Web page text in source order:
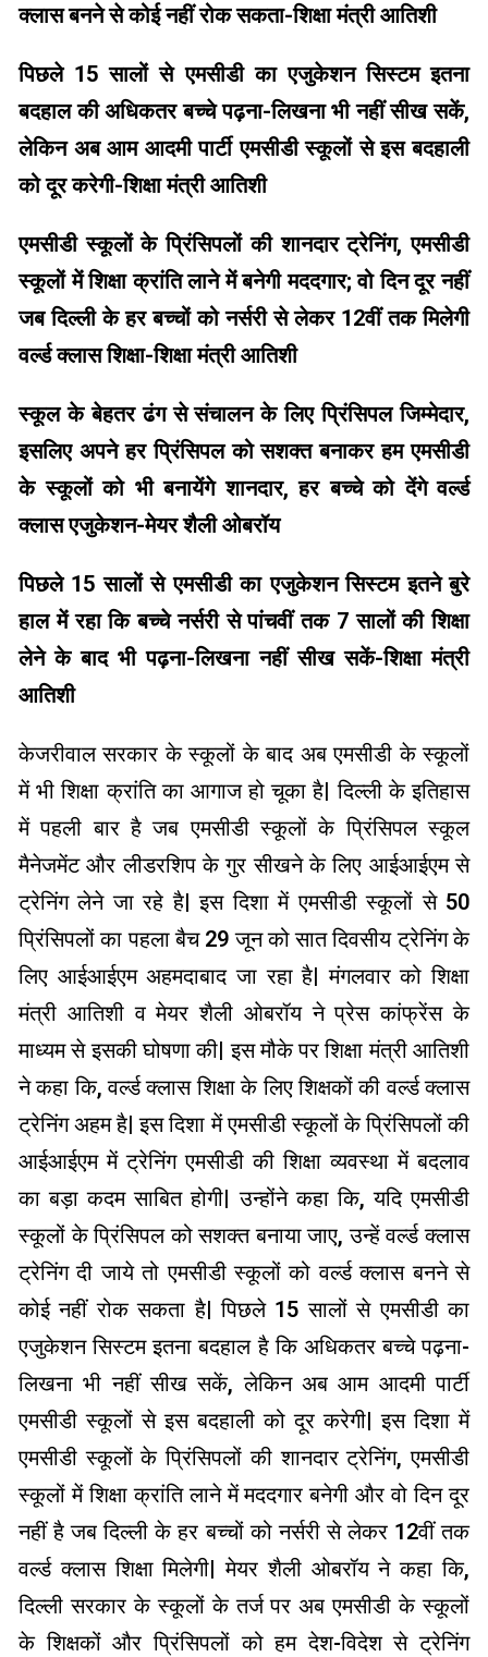
क्लास बनने से कोई नहीं रोक सकता-शिक्षा मंत्री आतिशी
पिछले 15 सालों से एमसीडी का एजुकेशन सिस्टम इतना
बदहाल की अधिकतर बच्चे पढ़ना-लिखना भी नहीं सीख सकें,
लेकिन अब आम आदमी पार्टी एमसीडी स्कूलों से इस बदहाली
को दूर करेगी-शिक्षा मंत्री आतिशी
एमसीडी स्कूलों के प्रिंसिपलों की शानदार ट्रेनिंग, एमसीडी
स्कूलों में शिक्षा क्रांति लाने में बनेगी मददगार; वो दिन दूर नहीं
जब दिल्ली के हर बच्चों को नर्सरी से लेकर 12वीं तक मिलेगी
वर्ल्ड क्लास शिक्षा-शिक्षा मंत्री आतिशी
स्कूल के बेहतर ढंग से संचालन के लिए प्रिंसिपल जिम्मेदार,
इसलिए अपने हर प्रिंसिपल को सशक्त बनाकर हम एमसीडी
के स्कूलों को भी बनायेंगे शानदार, हर बच्चे को देंगे वर्ल्ड
क्लास एजुकेशन-मेयर शैली ओबरॉय
पिछले 15 सालों से एमसीडी का एजुकेशन सिस्टम इतने बुरे
हाल में रहा कि बच्चे नर्सरी से पांचवीं तक 7 सालों की शिक्षा
लेने के बाद भी पढ़ना-लिखना नहीं सीख सकें-शिक्षा मंत्री
आतिशी
केजरीवाल सरकार के स्कूलों के बाद अब एमसीडी के स्कूलों
में भी शिक्षा क्रांति का आगाज हो चूका है| दिल्ली के इतिहास
में पहली बार है जब एमसीडी स्कूलों के प्रिंसिपल स्कूल
मैनेजमेंट और लीडरशिप के गुर सीखने के लिए आईआईएम से
ट्रेनिंग लेने जा रहे है| इस दिशा में एमसीडी स्कूलों से 50
प्रिंसिपलों का पहला बैच 29 जून को सात दिवसीय ट्रेनिंग के
लिए आईआईएम अहमदाबाद जा रहा है| मंगलवार को शिक्षा
मंत्री आतिशी व मेयर शैली ओबरॉय ने प्रेस कांफ्रेंस के
माध्यम से इसकी घोषणा की| इस मौके पर शिक्षा मंत्री आतिशी
ने कहा कि, वर्ल्ड क्लास शिक्षा के लिए शिक्षकों की वर्ल्ड क्लास
ट्रेनिंग अहम है| इस दिशा में एमसीडी स्कूलों के प्रिंसिपलों की
आईआईएम में ट्रेनिंग एमसीडी की शिक्षा व्यवस्था में बदलाव
का बड़ा कदम साबित होगी| उन्होंने कहा कि, यदि एमसीडी
स्कूलों के प्रिंसिपल को सशक्त बनाया जाए, उन्हें वर्ल्ड क्लास
ट्रेनिंग दी जाये तो एमसीडी स्कूलों को वर्ल्ड क्लास बनने से
कोई नहीं रोक सकता है| पिछले 15 सालों से एमसीडी का
एजुकेशन सिस्टम इतना बदहाल है कि अधिकतर बच्चे पढ़ना-
लिखना भी नहीं सीख सकें, लेकिन अब आम आदमी पार्टी
एमसीडी स्कूलों से इस बदहाली को दूर करेगी| इस दिशा में
एमसीडी स्कूलों के प्रिंसिपलों की शानदार ट्रेनिंग, एमसीडी
स्कूलों में शिक्षा क्रांति लाने में मददगार बनेगी और वो दिन दूर
नहीं है जब दिल्ली के हर बच्चों को नर्सरी से लेकर 12वीं तक
वर्ल्ड क्लास शिक्षा मिलेगी| मेयर शैली ओबरॉय ने कहा कि,
दिल्ली सरकार के स्कूलों के तर्ज पर अब एमसीडी के स्कूलों
के शिक्षकों और प्रिंसिपलों को हम देश-विदेश से ट्रेनिंग